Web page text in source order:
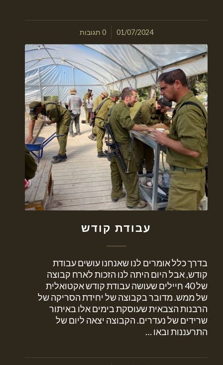
01/07/2024
/ 0 תגובות
עבודת קודש
בדרך כלל אומרים לנו שאנחנו עושים עבודת
קודש, אבל היום היתה לנו הזכות לארח קבוצה
של 40 חיילים שעושה עבודת קודש אקטואלית
של ממש. מדובר בקבוצה של יחידת הסריקה של
הרבנות הצבאית שעוסקת בימים אלו באיתור
שרידים של נעדרים. הקבוצה יצאה ליום של
התרעננות ובאו …